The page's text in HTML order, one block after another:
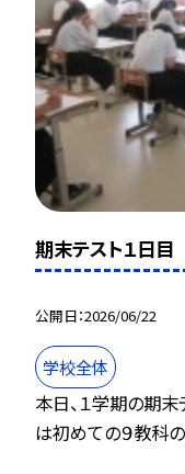
期末テスト１日目
公開日 2026/06/22
学校全体
本日、１学期の期末
は初めての９教科